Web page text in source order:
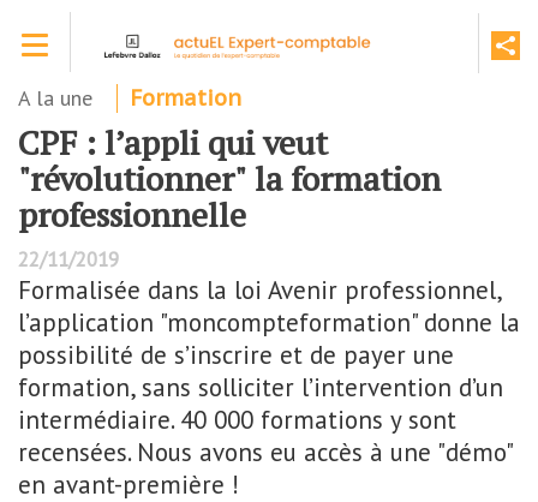
contenu
A la une Formation
CPF : l’appli qui veut
"révolutionner" la formation
professionnelle
22/11/2019
Formalisée dans la loi Avenir professionnel,
l’application "moncompteformation" donne la
possibilité de s’inscrire et de payer une
formation, sans solliciter l’intervention d’un
intermédiaire. 40 000 formations y sont
recensées. Nous avons eu accès à une "démo"
en avant-première !